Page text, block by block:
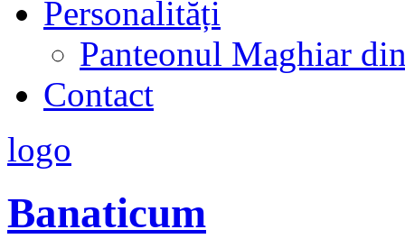
Personalități
Panteonul Maghiar
Contact
logo
Banaticum